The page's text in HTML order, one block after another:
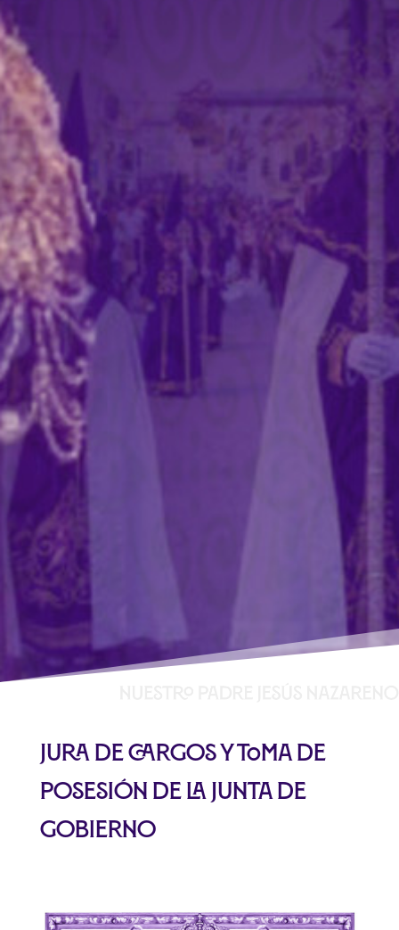
Jura de cargos y toma de
posesión de la junta de
gobierno